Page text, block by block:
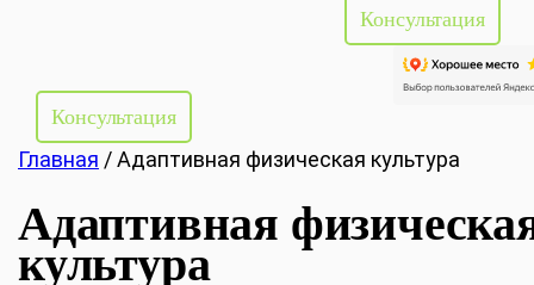
Консультация
Консультация
Главная /Адаптивная физическая культура
Адаптивная
культура